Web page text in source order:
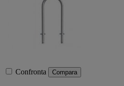
Confronta Compara